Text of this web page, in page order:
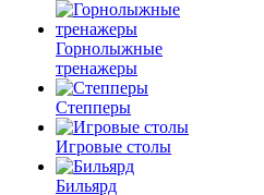
Горнолыжные
тренажеры
Степперы
Игровые столы
Бильярд